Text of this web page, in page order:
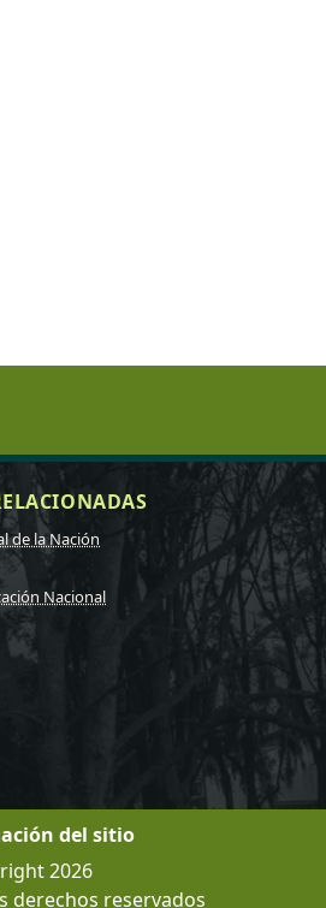
de la Nación
Nacional
del sitio
2026
derechos reservados